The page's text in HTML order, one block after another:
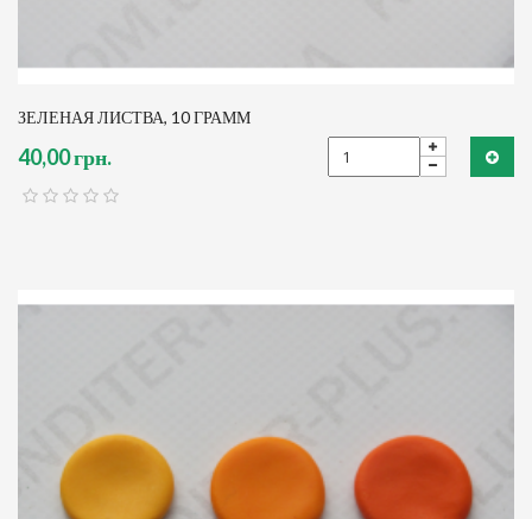
ЗЕЛЕНАЯ ЛИСТВА, 10 ГРАММ
40,00 грн.